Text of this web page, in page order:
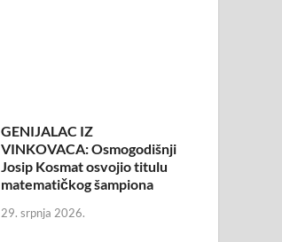
GENIJALAC IZ
VINKOVACA: Osmogodišnji
Josip Kosmat osvojio titulu
matematičkog šampiona
29. srpnja 2026.